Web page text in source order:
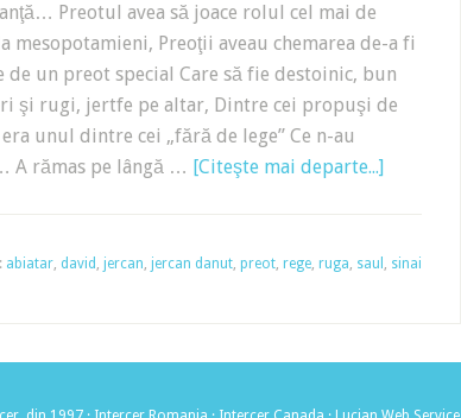
Preotul avea să joace rolul cel mai de
Preoţii aveau chemarea de-a fi
un preot special Care să fie destoinic, bun
şi rugi, jertfe pe altar, Dintre cei propuşi de
unul dintre cei „fără de lege” Ce n-au
A rămas pe lângă … [Citeşte mai departe...]
abiatar, david , jercan, jercan danut, preot, rege, ruga, saul , sinai